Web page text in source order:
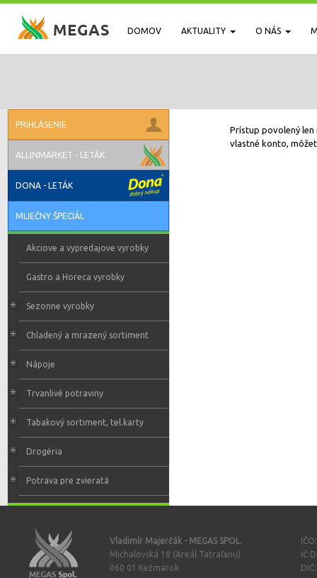
DOMOV AKTUALITY O NÁS
PRIHLÁSENIE
ALLINMARKET - LETÁK
DONA - LETÁK
MLIEČNY ŠPECIÁL
Akciove a vypredajove vyrobky
Gastro a Horeca vyrobky
Sezonne vyrobky
Chladený a mrazený sortiment
Nápoje
Trvanlivé potraviny
Tabakový sortiment, tel.karty
Drogéria
Potrava pre zvieratá
Prístup povolený len
vlastné konto,
Vladimír Majerčák - MEGAS SPOL.
Michalovská 18 (Areál Tatraľanu)
060 01 Kežmarok
IČ